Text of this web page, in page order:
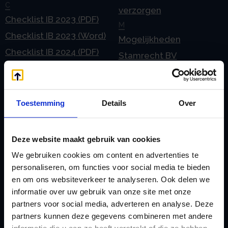
Toestemming Details Over
Deze website maakt gebruik van cookies
We gebruiken cookies om content en advertenties te
personaliseren, om functies voor social media te bieden
en om ons websiteverkeer te analyseren. Ook delen we
informatie over uw gebruik van onze site met onze
partners voor social media, adverteren en analyse. Deze
partners kunnen deze gegevens combineren met andere
C
Checklist IB 2023 (PDF)
Checklist IB 2023 (Word)
Checklist IB 2024 (PDF)
Checklist IB 2024 (Word)
Checklist IB 2025 (PDF)
Checklist IB 2025 (Word)
Contact
eHerkenning voor uw
Stamrecht BV
Emigratie
Emigratie Pensioen BV
Fiscale waardering
verzorgen
M
Mogelijkheden
Stamrecht BV
Ontbinden Stamrecht
Oprichten BV door
StamrechtBV.com
banksparen